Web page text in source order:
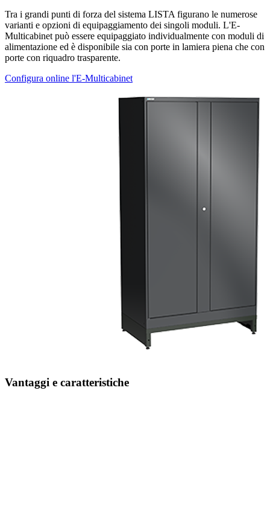
Tra i grandi punti di forza del sistema LISTA figurano le numerose
varianti e opzioni di equipaggiamento dei singoli moduli. L'E-
Multicabinet può essere equipaggiato individualmente con moduli di
alimentazione ed è disponibile sia con porte in lamiera piena che con
porte con riquadro trasparente.
Configura online l'E-Multicabinet
Vantaggi e caratteristiche